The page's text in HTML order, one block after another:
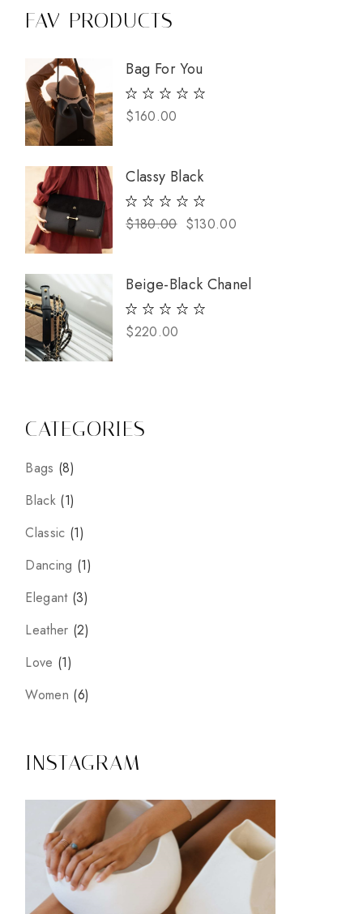
FAV PRODUCTS
Bag For You
$160.00
Classy Black
$180.00 $130.00
Beige-Black Chanel
$220.00
CATEGORIES
Bags 8
Black 1
Classic 1
Dancing 1
Elegant 3
Leather 2
Love 1
Women 6
INSTAGRAM